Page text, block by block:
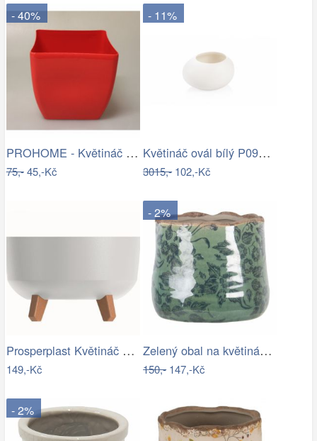
- 40%
PROHOME - Květináč COUBI 19 hranatý…
75,-45,-Kč
- 11%
Květináč ovál bílý P0990/2
3015,-102,-Kč
Prosperplast Květináč Gracyeen bílý,…
149,-Kč
- 2%
Zelený obal na květináč s květy a…
150,-147,-Kč
- 2%